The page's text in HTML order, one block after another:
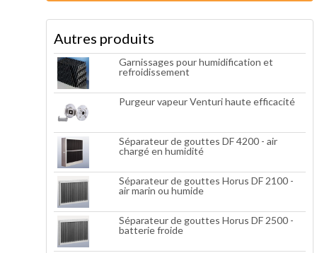
Autres produits
Garnissages pour humidification et
refroidissement
Purgeur vapeur Venturi haute efficacité
Séparateur de gouttes DF 4200 - air
chargé en humidité
Séparateur de gouttes Horus DF 2100 -
air marin ou humide
Séparateur de gouttes Horus DF 2500 -
batterie froide